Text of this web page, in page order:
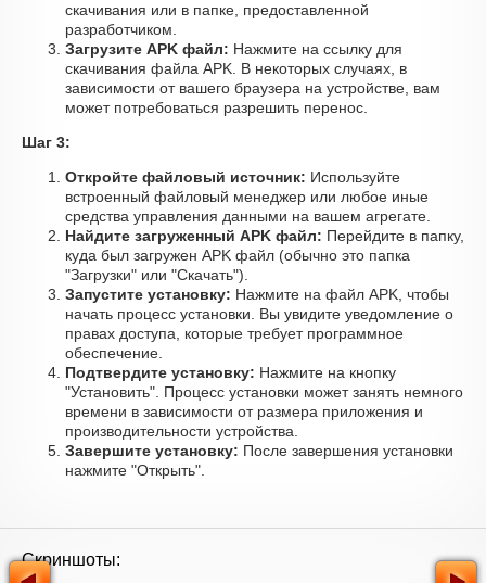
скачивания или в папке, предоставленной
разработчиком.
Загрузите APK файл: Нажмите на ссылку для
скачивания файла APK. В некоторых случаях, в
зависимости от вашего браузера на устройстве, вам
может потребоваться разрешить перенос.
Шаг 3:
Откройте файловый источник: Используйте
встроенный файловый менеджер или любое иные
средства управления данными на вашем агрегате.
Найдите загруженный APK файл: Перейдите в папку,
куда был загружен APK файл (обычно это папка
"Загрузки" или "Скачать").
Запустите установку: Нажмите на файл APK, чтобы
начать процесс установки. Вы увидите уведомление о
правах доступа, которые требует программное
обеспечение.
Подтвердите установку: Нажмите на кнопку
"Установить". Процесс установки может занять немного
времени в зависимости от размера приложения и
производительности устройства.
Завершите установку: После завершения установки
нажмите "Открыть".
Скриншоты: